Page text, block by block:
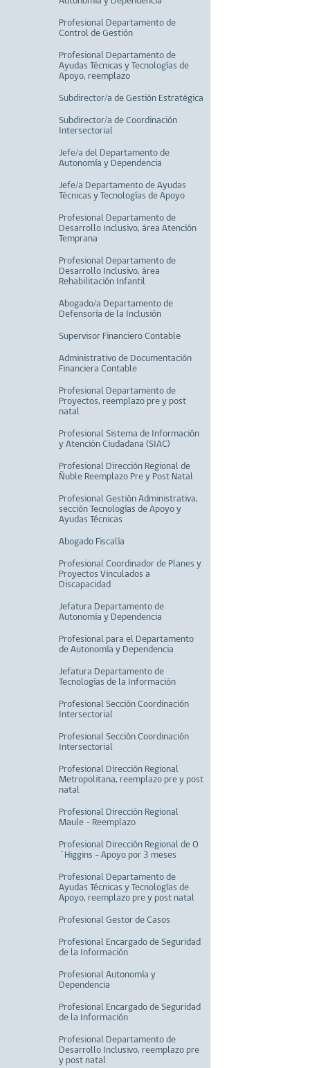
Profesional Departamento de
Control de Gestión
Profesional Departamento de
Ayudas Técnicas y Tecnologías de
Apoyo, reemplazo
Subdirector/a de Gestión Estratégica
Subdirector/a de Coordinación
Intersectorial
Jefe/a del Departamento de
Autonomía y Dependencia
Jefe/a Departamento de Ayudas
Técnicas y Tecnologías de Apoyo
Profesional Departamento de
Desarrollo Inclusivo, área Atención
Temprana
Profesional Departamento de
Desarrollo Inclusivo, área
Rehabilitación Infantil
Abogado/a Departamento de
Defensoría de la Inclusión
Supervisor Financiero Contable
Administrativo de Documentación
Financiera Contable
Profesional Departamento de
Proyectos, reemplazo pre y post
natal
Profesional Sistema de Información
y Atención Ciudadana (SIAC)
Profesional Dirección Regional de
Ñuble Reemplazo Pre y Post Natal
Profesional Gestión Administrativa,
sección Tecnologías de Apoyo y
Ayudas Técnicas
Abogado Fiscalía
Profesional Coordinador de Planes y
Proyectos Vinculados a
Discapacidad
Jefatura Departamento de
Autonomía y Dependencia
Profesional para el Departamento
de Autonomía y Dependencia
Jefatura Departamento de
Tecnologías de la Información
Profesional Sección Coordinación
Intersectorial
Profesional Sección Coordinación
Intersectorial
Profesional Dirección Regional
Metropolitana, reemplazo pre y post
natal
Profesional Dirección Regional
Maule - Reemplazo
Profesional Dirección Regional de O
´Higgins - Apoyo por 3 meses
Profesional Departamento de
Ayudas Técnicas y Tecnologías de
Apoyo, reemplazo pre y post natal
Profesional Gestor de Casos
Profesional Encargado de Seguridad
de la Información
Profesional Autonomía y
Dependencia
Profesional Encargado de Seguridad
de la Información
Profesional Departamento de
Desarrollo Inclusivo, reemplazo pre
y post natal